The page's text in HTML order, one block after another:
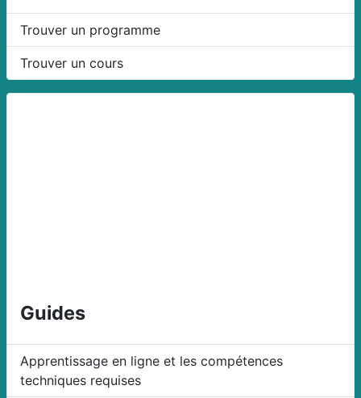
Trouver un programme
Trouver un cours
Guides
Apprentissage en ligne et les compétences
techniques requises